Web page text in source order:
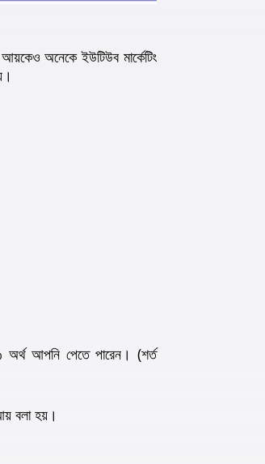
অনেকে ইউটিউব মার্কেটিং
অর্থ আপনি পেতে পারেন। (শর্ত
বলা হয়।